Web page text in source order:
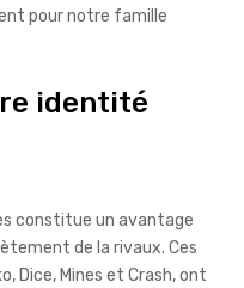
pour notre famille
identité
constitue un avantage
de la rivaux. Ces
Dice, Mines et Crash, ont